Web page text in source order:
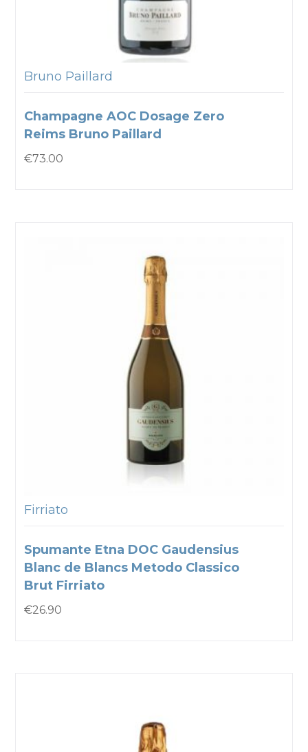
Bruno Paillard
Champagne AOC Dosage Zero
Reims Bruno Paillard
€73.00
Firriato
Spumante Etna DOC Gaudensius
Blanc de Blancs Metodo Classico
Brut Firriato
€26.90